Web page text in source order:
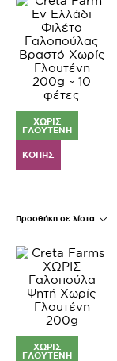
ΧΩΡΊΣ
ΓΛΟΥΤΈΝΗ
ΚΟΠΉΣ
Προσθήκη σε λίστα
ΧΩΡΊΣ
ΓΛΟΥΤΈΝΗ